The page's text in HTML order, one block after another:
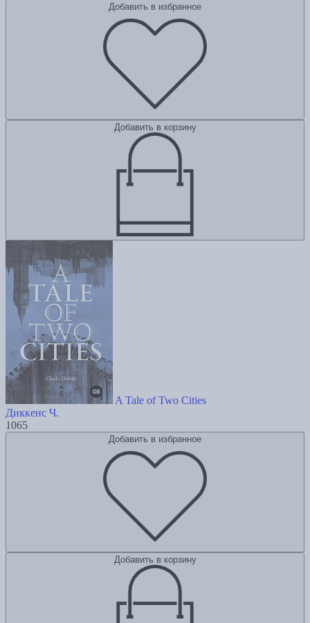
Добавить в избранное
Добавить в корзину
A Tale of Two Cities
Диккенс Ч.
1065
Добавить в избранное
Добавить в корзину